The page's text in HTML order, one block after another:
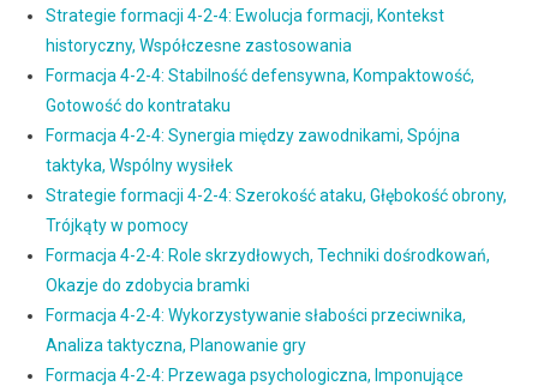
Strategie formacji 4-2-4: Ewolucja formacji, Kontekst
historyczny, Współczesne zastosowania
Formacja 4-2-4: Stabilność defensywna, Kompaktowość,
Gotowość do kontrataku
Formacja 4-2-4: Synergia między zawodnikami, Spójna
taktyka, Wspólny wysiłek
Strategie formacji 4-2-4: Szerokość ataku, Głębokość obrony,
Trójkąty w pomocy
Formacja 4-2-4: Role skrzydłowych, Techniki dośrodkowań,
Okazje do zdobycia bramki
Formacja 4-2-4: Wykorzystywanie słabości przeciwnika,
Analiza taktyczna, Planowanie gry
Formacja 4-2-4: Przewaga psychologiczna, Imponujące